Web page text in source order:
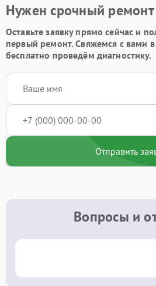
Нужен срочный ремонт
Оставьте заявкупрямо сейчас и
первый ремонт. Свяжемся с вами
бесплатно проведём диагностику.
Отправить
Вопросы и